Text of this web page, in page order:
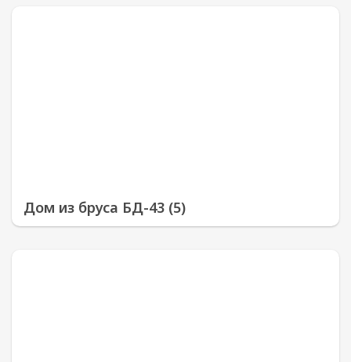
Дом из бруса БД-43 (5)